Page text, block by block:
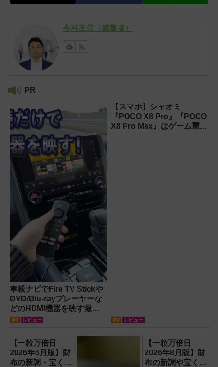
今村友信（編集者）
PR
車載ナビでFire TV Stickや
DVD/Blu-rayプレーヤーな
どのHDMI機器を映す最短
ルート。USB接続だけで
ス化できる新機軸アダプタ
ーを徹底解説【データシス
テム『USBKIT』】
PR レビュー
【スマホ】シャオミ
『POCO X8 Pro』『POCO
X8 Pro Max』はゲーム重視
PR レビュー
【一粒万倍日
2026年6月版】財
布の新調・宝くじ
【一粒万倍日
2026年8月版】財
布の新調や宝くじ